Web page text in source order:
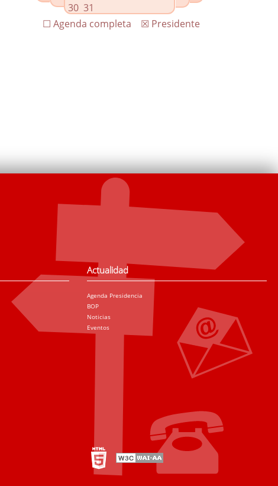
30 31
☒ Presidente
☐ Agenda completa
Actualidad
Agenda Presidencia
BOP
Noticias
Eventos